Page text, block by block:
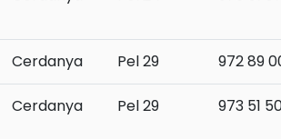
Cerdanya Pel 29 972 89
Cerdanya Pel 29 973 51